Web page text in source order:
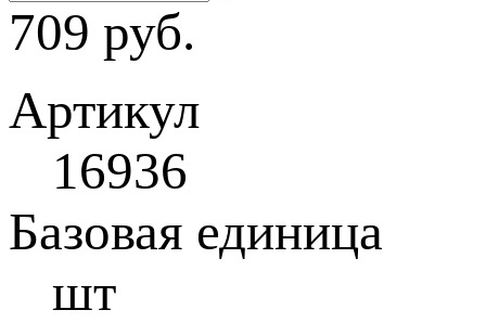
709 руб.
Артикул
16936
Базовая единица
шт